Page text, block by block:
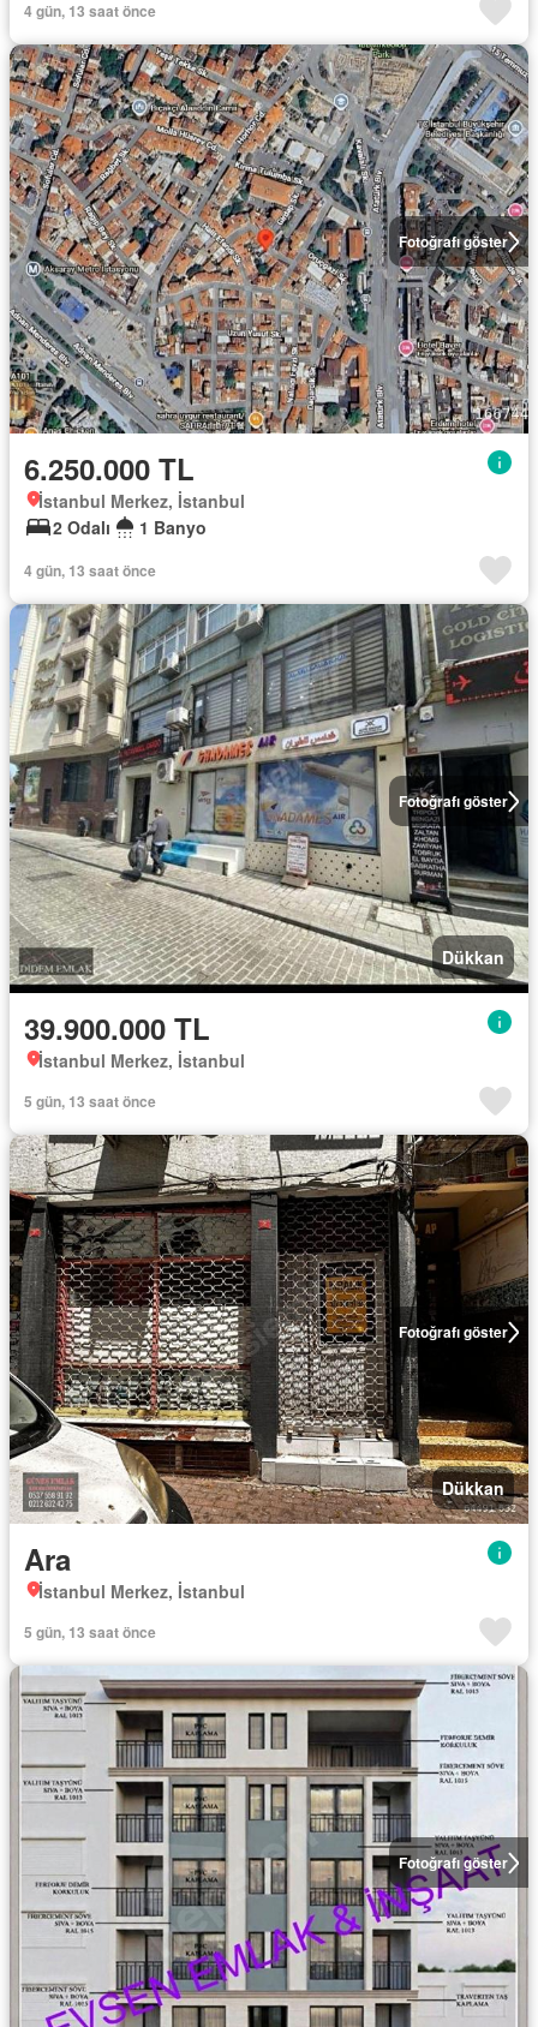
4 gün, 13 saat önce
Fotoğrafı göster
6.250.000 TL
İstanbul Merkez, İstanbul
2 Odalı
1 Banyo
4 gün, 13 saat önce
Fotoğrafı göster
Dükkan
39.900.000 TL
İstanbul Merkez, İstanbul
5 gün, 13 saat önce
Fotoğrafı göster
Dükkan
Ara
İstanbul Merkez, İstanbul
5 gün, 13 saat önce
Fotoğrafı göster